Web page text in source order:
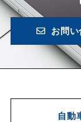
お問い
自動